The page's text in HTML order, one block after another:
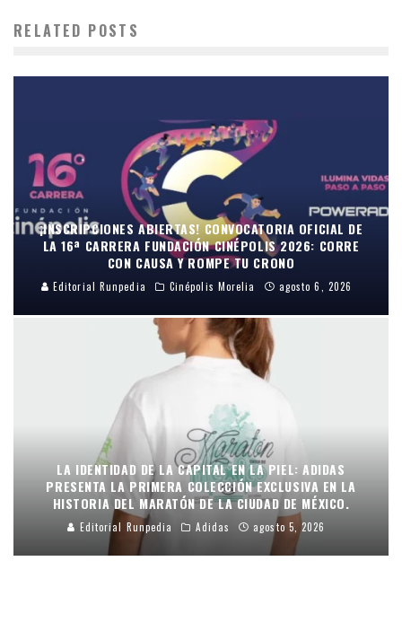
RELATED POSTS
¡INSCRIPCIONES ABIERTAS! CONVOCATORIA OFICIAL DE
LA 16ª CARRERA FUNDACIÓN CINÉPOLIS 2026: CORRE
CON CAUSA Y ROMPE TU CRONO
Editorial Runpedia Cinépolis Morelia agosto 6, 2026
LA IDENTIDAD DE LA CAPITAL EN LA PIEL: ADIDAS
PRESENTA LA PRIMERA COLECCIÓN EXCLUSIVA EN LA
HISTORIA DEL MARATÓN DE LA CIUDAD DE MÉXICO.
Editorial Runpedia Adidas agosto 5, 2026